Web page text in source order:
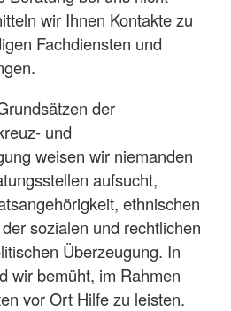
wir Ihnen Kontakte zu
Fachdiensten und
der
und
weisen wir niemanden
aufsucht,
ethnischen
sozialen und rechtlichen
Überzeugung. In
wir bemüht, im Rahmen
vor Ort Hilfe zu leisten.